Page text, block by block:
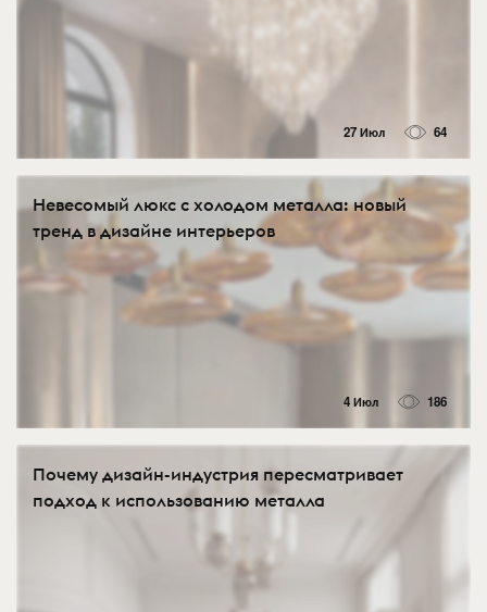
27 Июл 64
Невесомый люкс с холодом металла: новый
тренд в дизайне интерьеров
4 Июл 186
Почему дизайн-индустрия пересматривает
подход к использованию металла